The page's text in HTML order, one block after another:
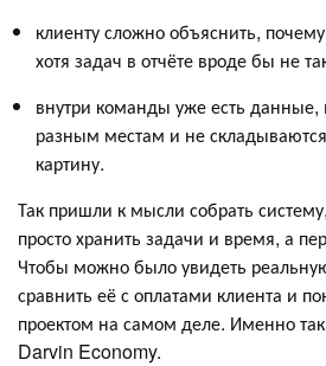
клиенту сложно объяснить,
хотя задач в отчёте вроде бы не
внутри команды уже есть
разным местам и не
картину.
Так пришли к мысли собрать
просто хранить задачи и время, а
Чтобы можно было увидеть
сравнить её с оплатами клиента и
проектом на самом деле. Именно
Darvin Economy.